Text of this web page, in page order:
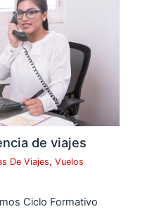
de viajes
De Viajes,Vuelos
Ciclo Formativo